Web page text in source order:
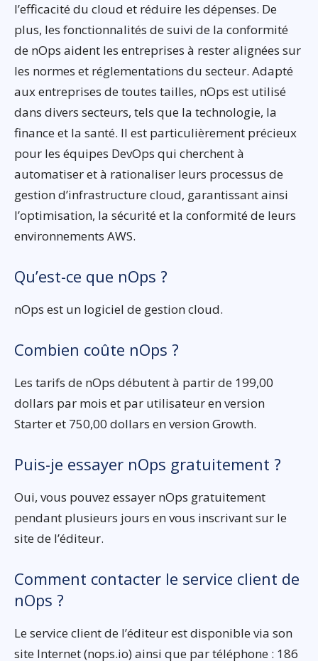
l’efficacité du cloud et réduire les dépenses. De
plus, les fonctionnalités de suivi de la conformité
de nOps aident les entreprises à rester alignées sur
les normes et réglementations du secteur. Adapté
aux entreprises de toutes tailles, nOps est utilisé
dans divers secteurs, tels que la technologie, la
finance et la santé. Il est particulièrement précieux
pour les équipes DevOps qui cherchent à
automatiser et à rationaliser leurs processus de
gestion d’infrastructure cloud, garantissant ainsi
l’optimisation, la sécurité et la conformité de leurs
environnements AWS.
Qu’est-ce que nOps ?
nOps est un logiciel de gestion cloud.
Combien coûte nOps ?
Les tarifs de nOps débutent à partir de 199,00
dollars par mois et par utilisateur en version
Starter et 750,00 dollars en version Growth.
Puis-je essayer nOps gratuitement ?
Oui, vous pouvez essayer nOps gratuitement
pendant plusieurs jours en vous inscrivant sur le
site de l’éditeur.
Comment contacter le service client de
nOps ?
Le service client de l’éditeur est disponible via son
site Internet (nops.io) ainsi que par téléphone : 186